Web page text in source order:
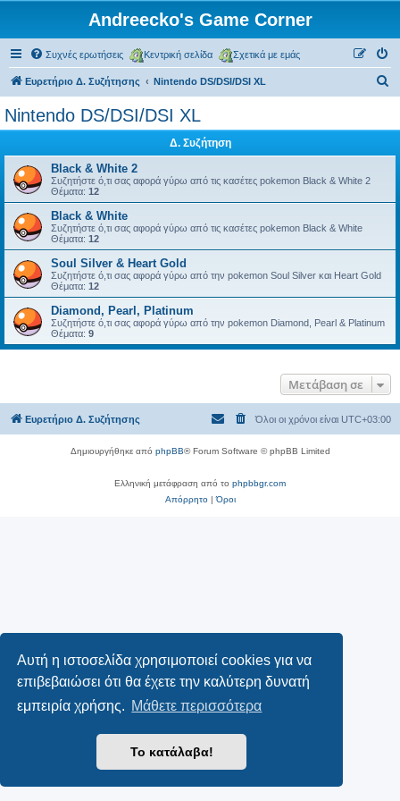
Αυτή η ιστοσελίδα χρησιμοποιεί cookies για να
επιβεβαιώσει ότι θα έχετε την καλύτερη δυνατή
εμπειρία χρήσης. Μάθετε περισσότερα
Το κατάλαβα!
Andreecko's Game Corner
Συχνές ερωτήσεις Κεντρική σελίδα Σχετικά με εμάς
Ευρετήριο Δ. Συζήτησης Nintendo DS/DSI/DSI XL
η
Nintendo DS/DSI/DSI XL
Δ. Συζήτηση
Black & White 2
Συζητήστε ό,τι σας αφορά γύρω από τις κασέτες pokemon Black & White 2
Θέματα: 12
Black & White
Συζητήστε ό,τι σας αφορά γύρω από τις κασέτες pokemon Black & White
Θέματα: 12
Soul Silver & Heart Gold
Συζητήστε ό,τι σας αφορά γύρω από την pokemon Soul Silver και Heart Gold
Θέματα: 12
Diamond, Pearl, Platinum
Συζητήστε ό,τι σας αφορά γύρω από την pokemon Diamond, Pearl & Platinum
Θέματα: 9
Μετάβαση σε
Ευρετήριο Δ. Συζήτησης Όλοι οι χρόνοι είναι UTC+03:00
Δημιουργήθηκε από phpBB® Forum Software © phpBB Limited
Ελληνική μετάφραση από το phpbbgr.com
Απόρρητο|Όροι